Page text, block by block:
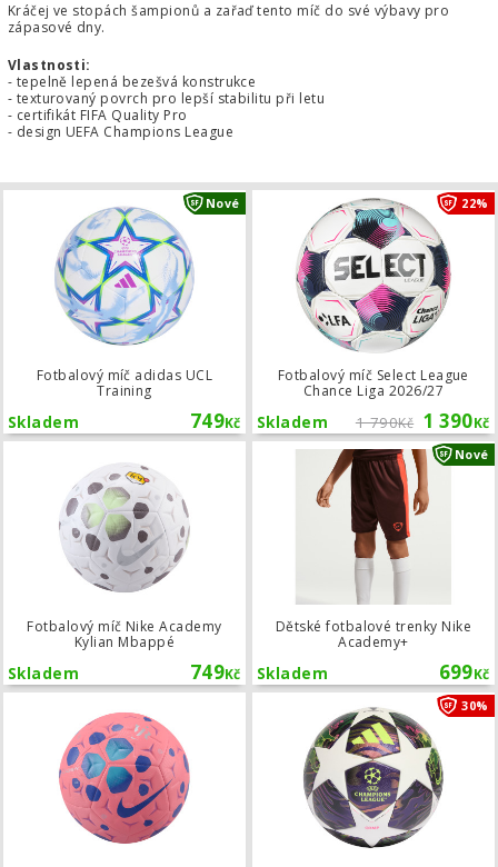
Kráčej ve stopách šampionů a zařaď tento míč do své výbavy pro
zápasové dny.
Vlastnosti:
- tepelně lepená bezešvá konstrukce
- texturovaný povrch pro lepší stabilitu při letu
- certifikát FIFA Quality Pro
- design UEFA Champions League
Fotbalový míč adidas UCL
Training
749Kč
Skladem
Nové Fotbalový míč adidas UCL Training
Fotbalový míč Select League
Chance Liga 2026/27
1 790Kč 1 390Kč
Skladem
22%
Fotbalový míč Nike Academy
Kylian Mbappé
749Kč
Skladem
Fotbalový míč Nike Academy Kylian
Dětské fotbalové trenky Nike
Academy+
699Kč
Skladem
Nové
Fotbalový míč Nike Academy Vini Jr.
30%